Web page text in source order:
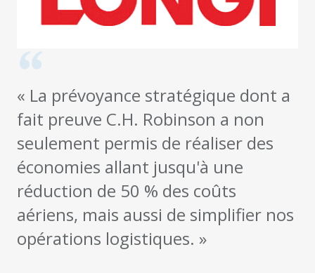
« La prévoyance stratégique dont a
fait preuve C.H. Robinson a non
seulement permis de réaliser des
économies allant jusqu'à une
réduction de 50 % des coûts
aériens, mais aussi de simplifier nos
opérations logistiques. »